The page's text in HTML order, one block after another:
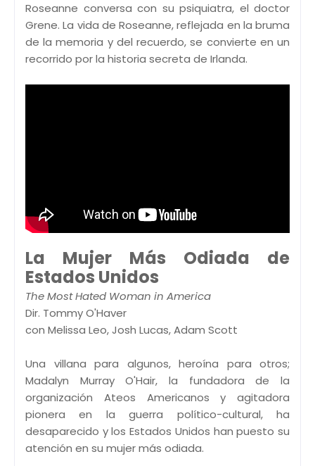
Roseanne conversa con su psiquiatra, el doctor
Grene. La vida de Roseanne, reflejada en la bruma
de la memoria y del recuerdo, se convierte en un
recorrido por la historia secreta de Irlanda.
La Mujer Más Odiada de
Estados Unidos
The Most Hated Woman in America
Dir. Tommy O'Haver
con Melissa Leo, Josh Lucas, Adam Scott
Una villana para algunos, heroína para otros;
Madalyn Murray O'Hair, la fundadora de la
organización Ateos Americanos y agitadora
pionera en la guerra político-cultural, ha
desaparecido y los Estados Unidos han puesto su
atención en su mujer más odiada.